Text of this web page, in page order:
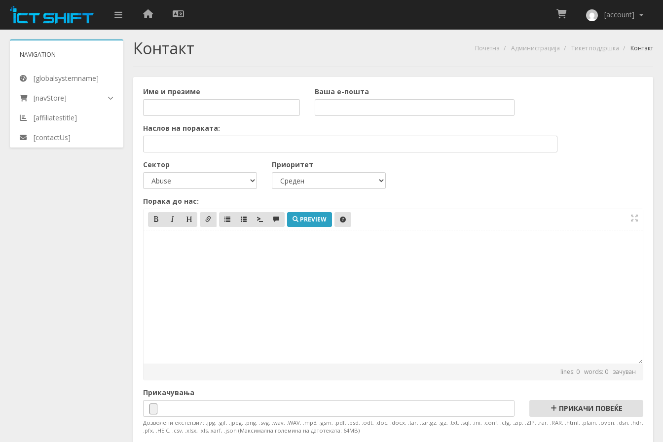
[account]
NAVIGATION
[globalsystemname]
[navStore]
[affiliatestitle]
[contactUs]
Контакт Почетна Администрација Тикет поддршка Контакт
Име и презиме Ваша е-пошта
Наслов на пораката:
Сектор Приоритет
Порака до нас:
PREVIEW
lines: 0 words: 0 зачуван
Прикачувања
ПРИКАЧИ ПОВЕЌЕ
Дозволени екстензии: .jpg, .gif, .jpeg, .png, .svg, .wav, .WAV, .mp3, .gsm, .pdf, .psd, .odt, .doc, .docx, .tar, .tar.gz, .gz, .txt, .sql, .ini, .conf, .cfg, .zip, .ZIP, .rar, .RAR, .html, .plain, .ovpn, .dsn, .hdr,
.pfx, .HEIC, .csv, .xlsx, .xls, xarf, .json (Максимална големина на датотеката: 64MB)